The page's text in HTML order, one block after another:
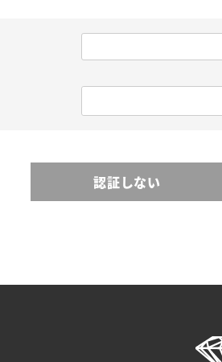
認証しない